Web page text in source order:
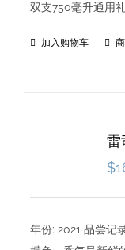
双支750毫升通用
加入购物车
雷
$
年份: 2021 品尝记